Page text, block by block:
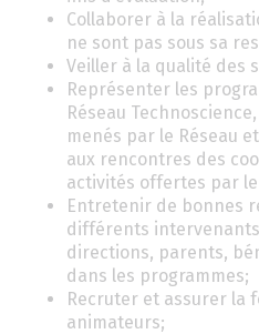
Collaborer à la
ne sont pas sous sa
Veiller à la qualité des
Représenter les
Réseau
menés par le Réseau
aux rencontres des
activités offertes par le
Entretenir de bonnes
différents
directions, parents,
dans les programmes;
Recruter et assurer la
animateurs;